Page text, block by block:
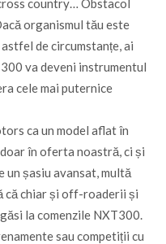
country… Obstacol
organismul tău este
de circumstanțe, ai
va deveni instrumentul
cele mai puternice
ca un model aflat în
în oferta noastră, ci și
un șasiu avansat, multă
că chiar și off-roaderii și
la comenzile NXT300.
sau competiții cu